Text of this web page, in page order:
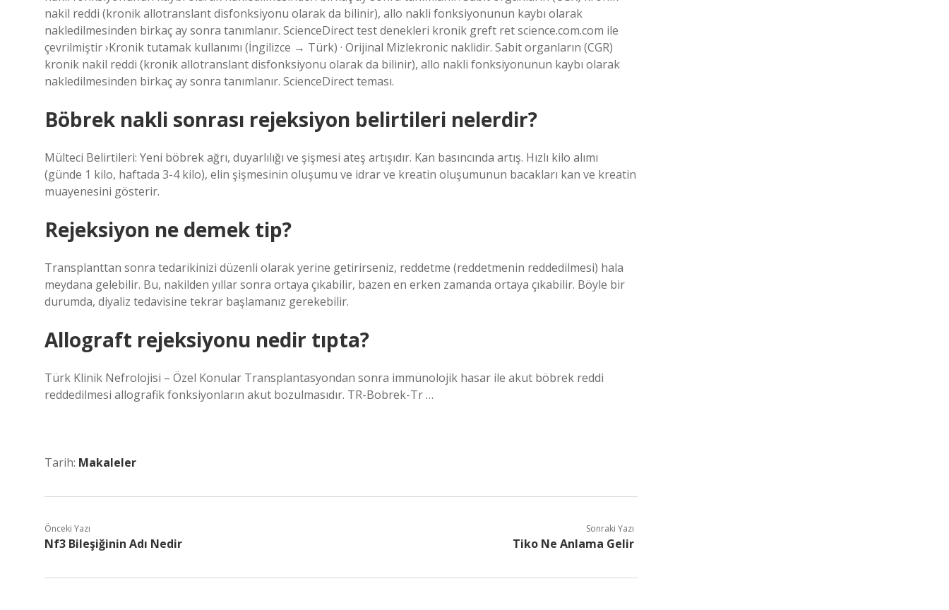
nakil reddi (kronik allotranslant disfonksiyonu olarak da bilinir), allo nakli fonksiyonunun kaybı olarak
nakledilmesinden birkaç ay sonra tanımlanır. ScienceDirect test denekleri kronik greft ret science.com.com ile
çevrilmiştir ›Kronik tutamak kullanımı (İngilizce → Türk) · Orijinal Mizlekronic naklidir. Sabit organların (CGR)
kronik nakil reddi (kronik allotranslant disfonksiyonu olarak da bilinir), allo nakli fonksiyonunun kaybı olarak
nakledilmesinden birkaç ay sonra tanımlanır. ScienceDirect teması.
Böbrek nakli sonrası rejeksiyon belirtileri nelerdir?
Mülteci Belirtileri: Yeni böbrek ağrı, duyarlılığı ve şişmesi ateş artışıdır. Kan basıncında artış. Hızlı kilo alımı
(günde 1 kilo, haftada 3-4 kilo), elin şişmesinin oluşumu ve idrar ve kreatin oluşumunun bacakları kan ve kreatin
muayenesini gösterir.
Rejeksiyon ne demek tip?
Transplanttan sonra tedarikinizi düzenli olarak yerine getirirseniz, reddetme (reddetmenin reddedilmesi) hala
meydana gelebilir. Bu, nakilden yıllar sonra ortaya çıkabilir, bazen en erken zamanda ortaya çıkabilir. Böyle bir
durumda, diyaliz tedavisine tekrar başlamanız gerekebilir.
Allograft rejeksiyonu nedir tıpta?
Türk Klinik Nefrolojisi – Özel Konular Transplantasyondan sonra immünolojik hasar ile akut böbrek reddi
reddedilmesi allografik fonksiyonların akut bozulmasıdır. TR-Bobrek-Tr …
Tarih: Makaleler
Önceki Yazı
Nf3 Bileşiğinin Adı Nedir
Sonraki Yazı
Tiko Ne Anlama Gelir